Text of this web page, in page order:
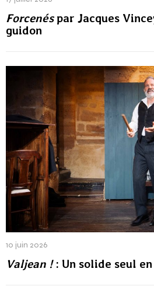
Forcenéspar Jacques
guidon
10 juin 2026
Valjean !: Un solide seul en